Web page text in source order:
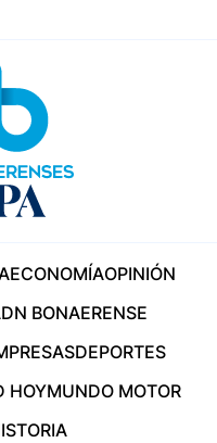
ECONOMÍAOPINIÓN
BONAERENSE
DEPORTES
HOYMUNDO MOTOR